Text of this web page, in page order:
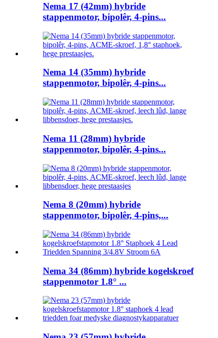
Nema 17 (42mm) hybride
stappenmotor, bipolêr, 4-pins...
Nema 14 (35mm) hybride
stappenmotor, bipolêr, 4-pins...
Nema 11 (28mm) hybride
stappenmotor, bipolêr, 4-pins...
Nema 8 (20mm) hybride
stappenmotor, bipolêr, 4-pins,...
Nema 34 (86mm) hybride kogelskroef
stappenmotor 1.8° ...